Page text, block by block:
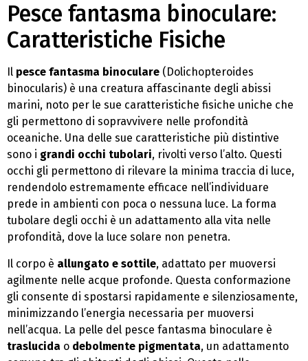
Pesce fantasma binoculare:
Caratteristiche Fisiche
Il pesce fantasma binoculare (Dolichopteroides
binocularis) è una creatura affascinante degli abissi
marini, noto per le sue caratteristiche fisiche uniche che
gli permettono di sopravvivere nelle profondità
oceaniche. Una delle sue caratteristiche più distintive
sono i grandi occhi tubolari, rivolti verso l’alto. Questi
occhi gli permettono di rilevare la minima traccia di luce,
rendendolo estremamente efficace nell’individuare
prede in ambienti con poca o nessuna luce. La forma
tubolare degli occhi è un adattamento alla vita nelle
profondità, dove la luce solare non penetra.
Il corpo è allungato e sottile, adattato per muoversi
agilmente nelle acque profonde. Questa conformazione
gli consente di spostarsi rapidamente e silenziosamente,
minimizzando l’energia necessaria per muoversi
nell’acqua. La pelle del pesce fantasma binoculare è
traslucida o debolmente pigmentata, un adattamento